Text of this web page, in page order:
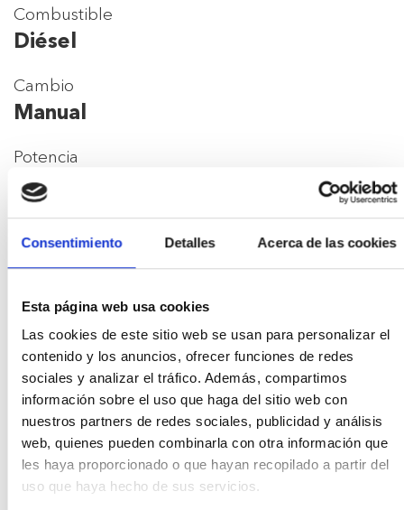
Consentimiento Detalles Acerca de las cookies
Esta página web usa cookies
Las cookies de este sitio web se usan para personalizar el
contenido y los anuncios, ofrecer funciones de redes
sociales y analizar el tráfico. Además, compartimos
información sobre el uso que haga del sitio web con
nuestros partners de redes sociales, publicidad y análisis
web, quienes pueden combinarla con otra información que
les haya proporcionado o que hayan recopilado a partir del
uso que haya hecho de sus servicios.
Combustible
Diésel
Cambio
Manual
Potencia
150cv
1968
DETALLES
Año de matriculación
2017
Kilómetros
152.275kms
Color
Blanco